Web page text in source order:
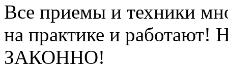
Все приемы и техники
на практике и
ЗАКОННО!